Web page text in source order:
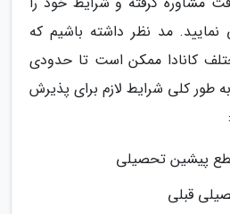
نمایید. مد نظر داشته باشیم که
کانادا ممکن است تا حدودی
طور کلی شرایط لازم برای پذیرش
پیشین تحصیلی
قبلی